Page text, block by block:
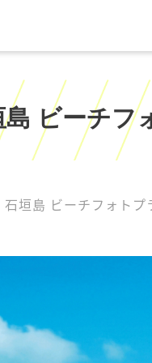
島 ビーチフ
石垣島 ビーチフォトプ